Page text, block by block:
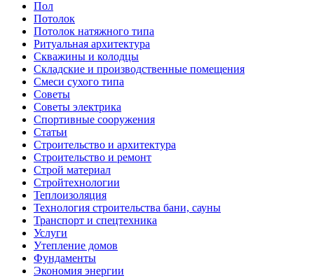
Пол
Потолок
Потолок натяжного типа
Ритуальная архитектура
Скважины и колодцы
Складские и производственные помещения
Смеси сухого типа
Советы
Советы электрика
Спортивные сооружения
Статьи
Строительство и архитектура
Строительство и ремонт
Строй материал
Стройтехнологии
Теплоизоляция
Технология строительства бани, сауны
Транспорт и спецтехника
Услуги
Утепление домов
Фундаменты
Экономия энергии